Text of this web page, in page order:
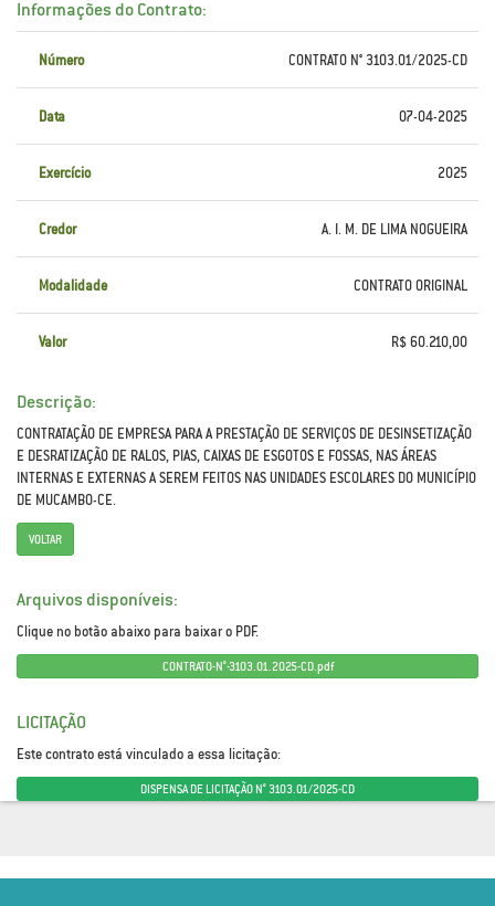
Informações do Contrato:
Número CONTRATO N° 3103.01/2025-CD
Data 07-04-2025
Exercício 2025
Credor A. I. M. DE LIMA NOGUEIRA
Modalidade CONTRATO ORIGINAL
Valor R$ 60.210,00
Descrição:
CONTRATAÇÃO DE EMPRESA PARA A PRESTAÇÃO DE SERVIÇOS DE DESINSETIZAÇÃO
E DESRATIZAÇÃO DE RALOS, PIAS, CAIXAS DE ESGOTOS E FOSSAS, NAS ÁREAS
INTERNAS E EXTERNAS A SEREM FEITOS NAS UNIDADES ESCOLARES DO MUNICÍPIO
DE MUCAMBO-CE.
VOLTAR
Arquivos disponíveis:
Clique no botão abaixo para baixar o PDF.
CONTRATO-N°-3103.01.2025-CD.pdf
LICITAÇÃO
Este contrato está vinculado a essa licitação:
DISPENSA DE LICITAÇÃO N° 3103.01/2025-CD